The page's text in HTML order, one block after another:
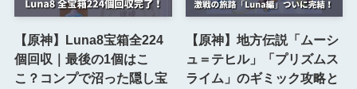
【原神】Luna8宝箱全224
個回収｜最後の1個はこ
こ？コンプで沼った隠し宝
【原神】地方伝説「ムーシ
ュ＝テヒル」「プリズムス
ライム」のギミック攻略と